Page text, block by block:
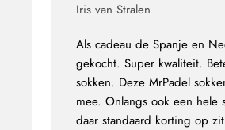
Iris van Stralen
Als cadeau de Spanje en
gekocht. Super kwaliteit.
sokken. Deze MrPadel
mee. Onlangs ook een hele
daar standaard korting op